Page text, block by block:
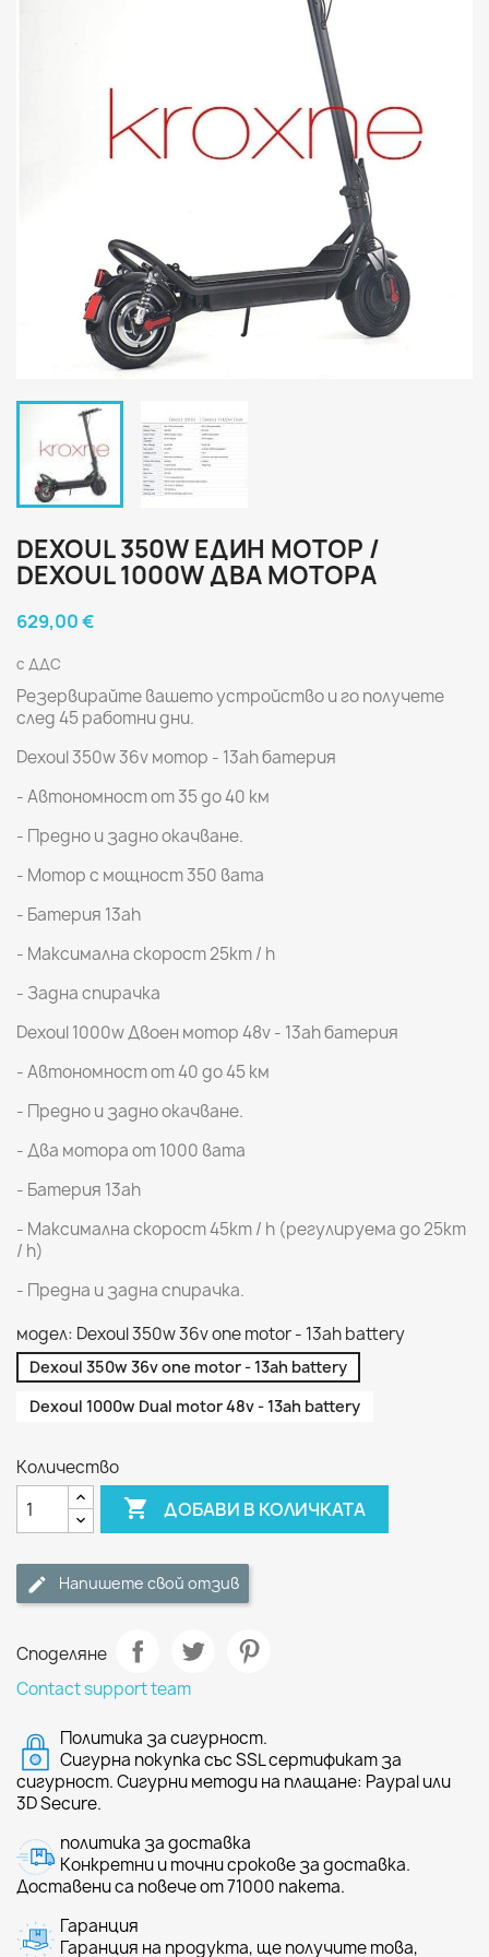
DEXOUL 350W ЕДИН МОТОР /
DEXOUL 1000W ДВА МОТОРА
629,00 €
с ДДС
Резервирайте вашето устройство и го получете
след 45 работни дни.
Dexoul 350w 36v мотор - 13ah батерия
- Автономност от 35 до 40 км
- Предно и задно окачване.
- Мотор с мощност 350 вата
- Батерия 13ah
- Максимална скорост 25km / h
- Задна спирачка
Dexoul 1000w Двоен мотор 48v - 13ah батерия
- Автономност от 40 до 45 км
- Предно и задно окачване.
- Два мотора от 1000 вата
- Батерия 13ah
- Максимална скорост 45km / h (регулируема до 25km
/ h)
- Предна и задна спирачка.
модел: Dexoul 350w 36v one motor - 13ah battery
Dexoul 350w 36v one motor - 13ah battery
Dexoul 1000w Dual motor 48v - 13ah battery
Количество
 ДОБАВИ В КОЛИЧКАТА
Напишете свой отзив
Споделяне
Contact support team
Политика за сигурност.
Сигурна покупка със SSL сертификат за
сигурност. Сигурни методи на плащане: Paypal или
3D Secure.
политика за доставка
Конкретни и точни срокове за доставка.
Доставени са повече от 71000 пакета.
Гаранция
Гаранция на продукта, ще получите това,